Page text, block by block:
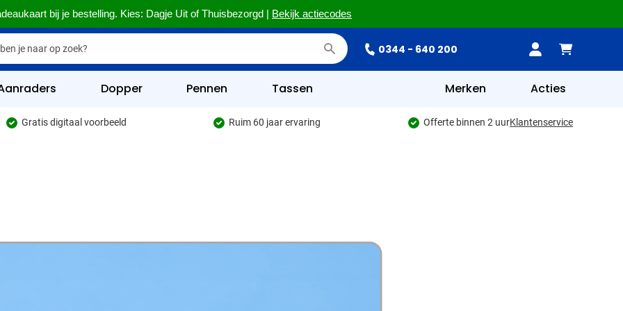
bij je bestelling. Kies: Dagje Uit of Thuisbezorgd | Bekijk actiecodes
0344 - 640 200
categorie
categorie
categorie
Dopper Pennen Tassen Merken Acties
Gratis digitaal voorbeeld Ruim 60 jaar ervaring Offerte binnen 2 uurKlantenservice